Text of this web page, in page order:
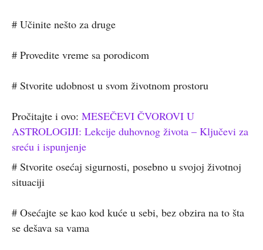
# Učinite nešto za druge
# Provedite vreme sa porodicom
# Stvorite udobnost u svom životnom prostoru
Pročitajte i ovo: MESEČEVI ČVOROVI U
ASTROLOGIJI: Lekcije duhovnog života – Ključevi za
sreću i ispunjenje
# Stvorite osećaj sigurnosti, posebno u svojoj životnoj
situaciji
# Osećajte se kao kod kuće u sebi, bez obzira na to šta
se dešava sa vama